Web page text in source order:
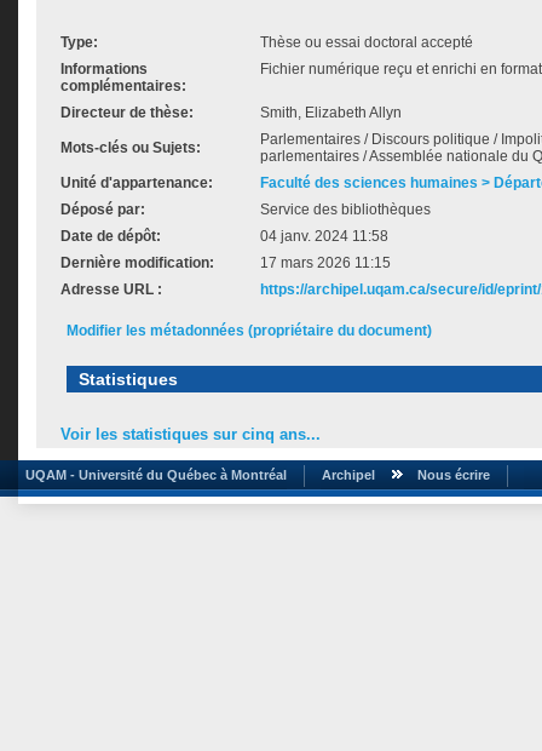
Type:
Thèse ou essai doctoral accepté
Informations
complémentaires:
Fichier numérique reçu et enrichi en
Directeur de thèse: Smith, Elizabeth Allyn
Mots-clés ou Sujets:
Parlementaires / Discours politique /
parlementaires / Assemblée nationale du
Unité d'appartenance:
Faculté des sciences humaines >
Déposé par:
Service des bibliothèques
Date de dépôt:
04 janv. 2024 11:58
Dernière modification:
17 mars 2026 11:15
Adresse URL :
https://archipel.uqam.ca/secure/id/
Modifier les métadonnées (propriétaire du document)
Statistiques
Voir les statistiques sur cinq ans...
UQAM - Université du Québec à Montréal Archipel Nous écrire